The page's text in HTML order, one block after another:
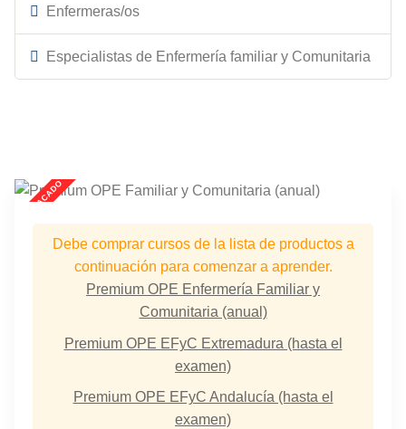
Enfermeras/os
Especialistas de Enfermería familiar y Comunitaria
Debe comprar cursos de la lista de productos a
continuación para comenzar a aprender.
Premium OPE Enfermería Familiar y
Comunitaria (anual)
Premium OPE EFyC Extremadura (hasta el
examen)
Premium OPE EFyC Andalucía (hasta el
examen)